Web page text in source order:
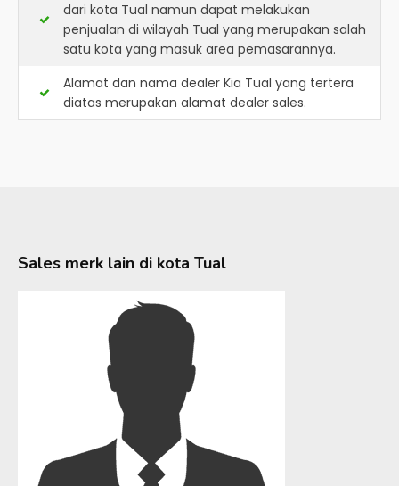
dari kota Tual namun dapat melakukan
penjualan di wilayah Tual yang merupakan salah
satu kota yang masuk area pemasarannya.
Alamat dan nama dealer Kia Tual yang tertera
diatas merupakan alamat dealer sales.
Sales merk lain di kota Tual